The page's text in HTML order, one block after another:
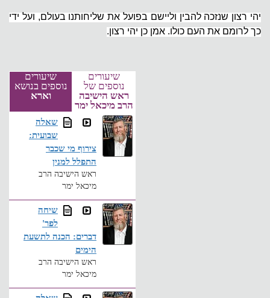
יהי רצון שנזכה להבין וליישם בפועל את שליחותנו בעולם, ועל ידי
כך לרומם את העם כולו. אמן כן יהי רצון.
שיעורים
נוספים של
ראש הישיבה
הרב מיכאל ימר
שיעורים
נוספים בנושא
וארא
שאלה
שבועית:
צירוף מי שכבר
התפלל למנין
ראש הישיבה הרב
מיכאל ימר
שיחה
לפר'
דברים: הכנה לתשעת
הימים
ראש הישיבה הרב
מיכאל ימר